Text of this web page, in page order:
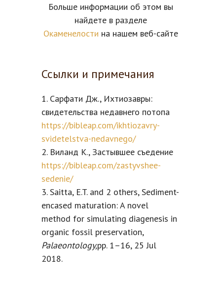
Больше информации об этом вы
найдете в разделе
Окаменелости на нашем веб-сайте
Ссылки и примечания
1. Сарфати Дж., Ихтиозавры:
свидетельства недавнего потопа
https://bibleap.com/ikhtiozavry-
svidetelstva-nedavnego/
2. Виланд К., Застывшее съедение
https://bibleap.com/zastyvshee-
sedenie/
3. Saitta, E.T. and 2 others, Sediment-
encased maturation: A novel
method for simulating diagenesis in
organic fossil preservation,
Palaeontology,pp. 1–16, 25 Jul
2018.